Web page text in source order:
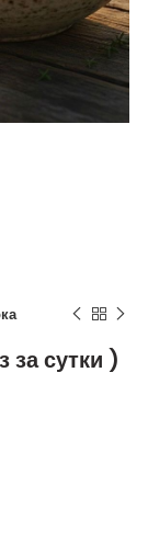
за сутки )